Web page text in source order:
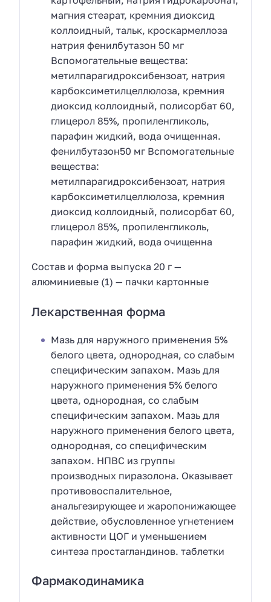
магния стеарат, кремния диоксид
коллоидный, тальк, кроскармеллоза
натрия фенилбутазон 50 мг
Вспомогательные вещества:
метилпарагидроксибензоат, натрия
карбоксиметилцеллюлоза, кремния
диоксид коллоидный, полисорбат 60,
глицерол 85%, пропиленгликоль,
парафин жидкий, вода очищенная.
фенилбутазон50 мг Вспомогательные
вещества:
метилпарагидроксибензоат, натрия
карбоксиметилцеллюлоза, кремния
диоксид коллоидный, полисорбат 60,
глицерол 85%, пропиленгликоль,
парафин жидкий, вода очищенна
Состав и форма выпуска 20 г —
алюминиевые (1) — пачки картонные
Лекарственная форма
Мазь для наружного применения 5%
белого цвета, однородная, со слабым
специфическим запахом. Мазь для
наружного применения 5% белого
цвета, однородная, со слабым
специфическим запахом. Мазь для
наружного применения белого цвета,
однородная, со специфическим
запахом. НПВС из группы
производных пиразолона. Оказывает
противовоспалительное,
анальгезирующее и жаропонижающее
действие, обусловленное угнетением
активности ЦОГ и уменьшением
синтеза простагландинов. таблетки
Фармакодинамика